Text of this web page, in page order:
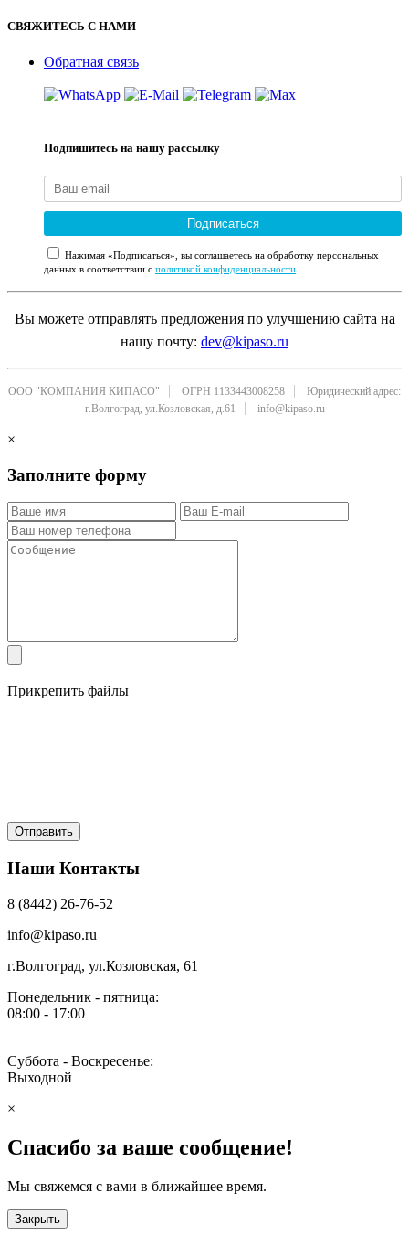
СВЯЖИТЕСЬ С НАМИ
Обратная связь
Подпишитесь на нашу рассылку
Подписаться
Нажимая «Подписаться», вы соглашаетесь на обработку персональных
данных в соответствии с политикой конфиденциальности
Вы можете отправлять предложения по улучшению сайта на
нашу почту: dev@kipaso.ru
ООО "КОМПАНИЯ КИПАСО" ОГРН 1133443008258
Юридический адрес:
г.Волгоград, ул.Козловская, д.61
info@kipaso.ru
×
Заполните форму
Прикрепить файлы
Наши Контакты
8 (8442) 26-76-52
info@kipaso.ru
г.Волгоград, ул.Козловская, 61
Понедельник - пятница:
08:00 - 17:00
Суббота - Воскресенье:
Выходной
×
Спасибо за ваше сообщение!
Мы свяжемся с вами в ближайшее время.
Закрыть